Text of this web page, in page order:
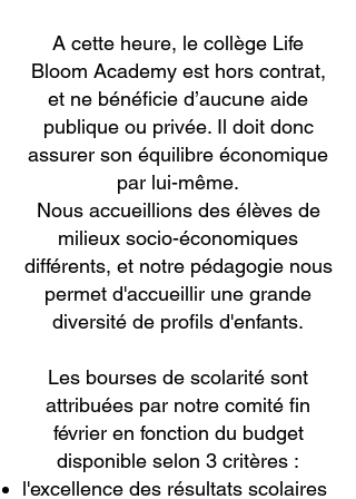
A cette heure, le collège Life
Bloom Academy est hors contrat,
et ne bénéficie d’aucune aide
publique ou privée. Il doit donc
assurer son équilibre économique
par lui-même.
Nous accueillions des élèves de
milieux socio-économiques
différents, et notre pédagogie nous
permet d'accueillir une grande
diversité de profils d'enfants.
Les bourses de scolarité sont
attribuées par notre comité fin
février en fonction du budget
disponible selon 3 critères :
l'excellence des résultats scolaires